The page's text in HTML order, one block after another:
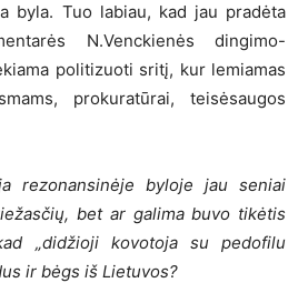
byla. Tuo labiau, kad jau pradėta
N.Venckienės dingimo-
politizuoti sritį, kur lemiamas
prokuratūrai, teisėsaugos
rezonansinėje byloje jau seniai
bet ar galima buvo tikėtis
„didžioji kovotoja su pedofilu
ir bėgs iš Lietuvos?